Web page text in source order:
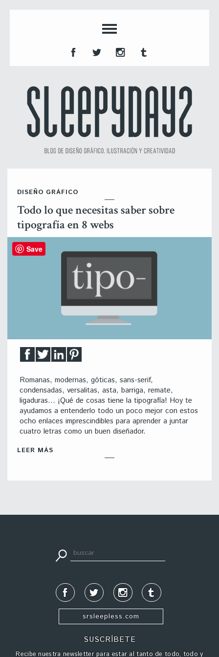
DISEÑO GRÁFICO
Todo lo que necesitas saber sobre
tipografía en 8 webs
Romanas, modernas, góticas, sans-serif,
condensadas, versalitas, asta, barriga, remate,
ligaduras… ¡Qué de cosas tiene la tipografía! Hoy te
ayudamos a entenderlo todo un poco mejor con estos
ocho enlaces imprescindibles para aprender a juntar
cuatro letras como un buen diseñador.
LEER MÁS
srsleepless.com
SUSCRÍBETE
Recibe nuestra newsletter para estar al tanto de todo, todo y
Save